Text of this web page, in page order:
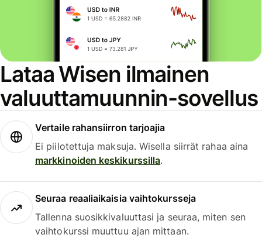
Lataa Wisen ilmainen
valuuttamuunnin-sovellus
Vertaile rahansiirron tarjoajia
Ei piilotettuja maksuja. Wisella siirrät rahaa aina
markkinoiden keskikurssilla.
Seuraa reaaliaikaisia vaihtokursseja
Tallenna suosikkivaluuttasi ja seuraa, miten sen
vaihtokurssi muuttuu ajan mittaan.